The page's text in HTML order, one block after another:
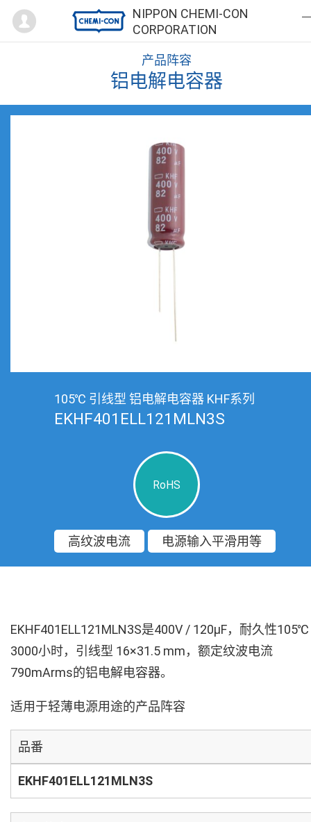
NIPPON CHEMI-CON
CORPORATION
Mypage
产品阵容
铝电解电容器
105℃ 引线型 铝电解电容器 KHF系列
EKHF401ELL121MLN3S
RoHS
高纹波电流 电源输入平滑用等
EKHF401ELL121MLN3S是400V / 120µF，耐久性105℃
3000小时，引线型 16×31.5 mm，额定纹波电流
790mArms的铝电解电容器。
适用于轻薄电源用途的产品阵容
品番
EKHF401ELL121MLN3S